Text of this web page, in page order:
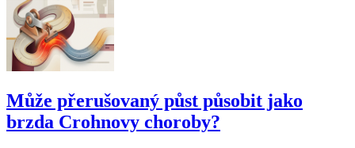
Může přerušovaný půst působit jako
brzda Crohnovy choroby?